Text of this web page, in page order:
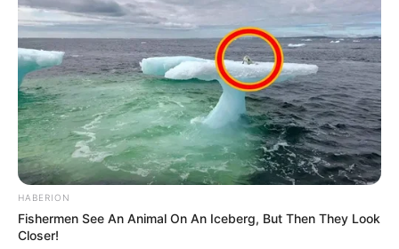
Informationen unter
Museum für Bilderbuch- und Illustrationskunst - In
der Burg Wissem, in der Stadt Troisdorf, befindet
sich das einzige Bilderbuchmuseum in Europa mit
ausgewählten Bilderbüchern zum Anschauen und
Schmökern. Informationen unterwww.bilderbuchmu
seum.de.
Tolli-Park in Mayen - Abenteuer, Spaß und
Unterhaltung für die ganze Familie bietet der Tolli-
Park in Mayen. Ob Wasserspaß, Streichelzoo,
HABERION
Fishermen See An Animal On An Iceberg, But Then They Look
Closer!